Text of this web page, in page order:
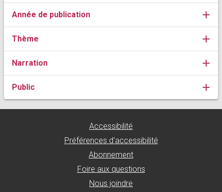
Année de publication add
Ouvrir les filtres Année de publication
Thème add
Ouvrir les filtres Thème
Narration add
Ouvrir les filtres Narration
Public add
Ouvrir les filtres Public
Accessibilité
Préférences d'accessibilité
Abonnement
Foire aux questions
Nous joindre